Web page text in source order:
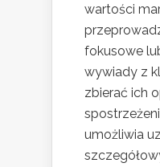
wartości
fokusowe
wywiady z
zbierać ich
umożliwia